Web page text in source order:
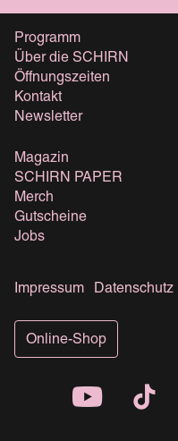
Programm
Über die SCHIRN
Öffnungszeiten
Kontakt
Newsletter
Magazin
SCHIRN PAPER
Merch
Gutscheine
Jobs
Impressum Datenschutz
Online-Shop